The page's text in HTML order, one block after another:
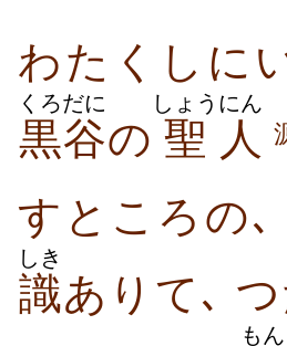
わたくしに
黒谷
くろだに
の 聖
しょう
人
にん
すところの､
識
しき
ありて､
もん